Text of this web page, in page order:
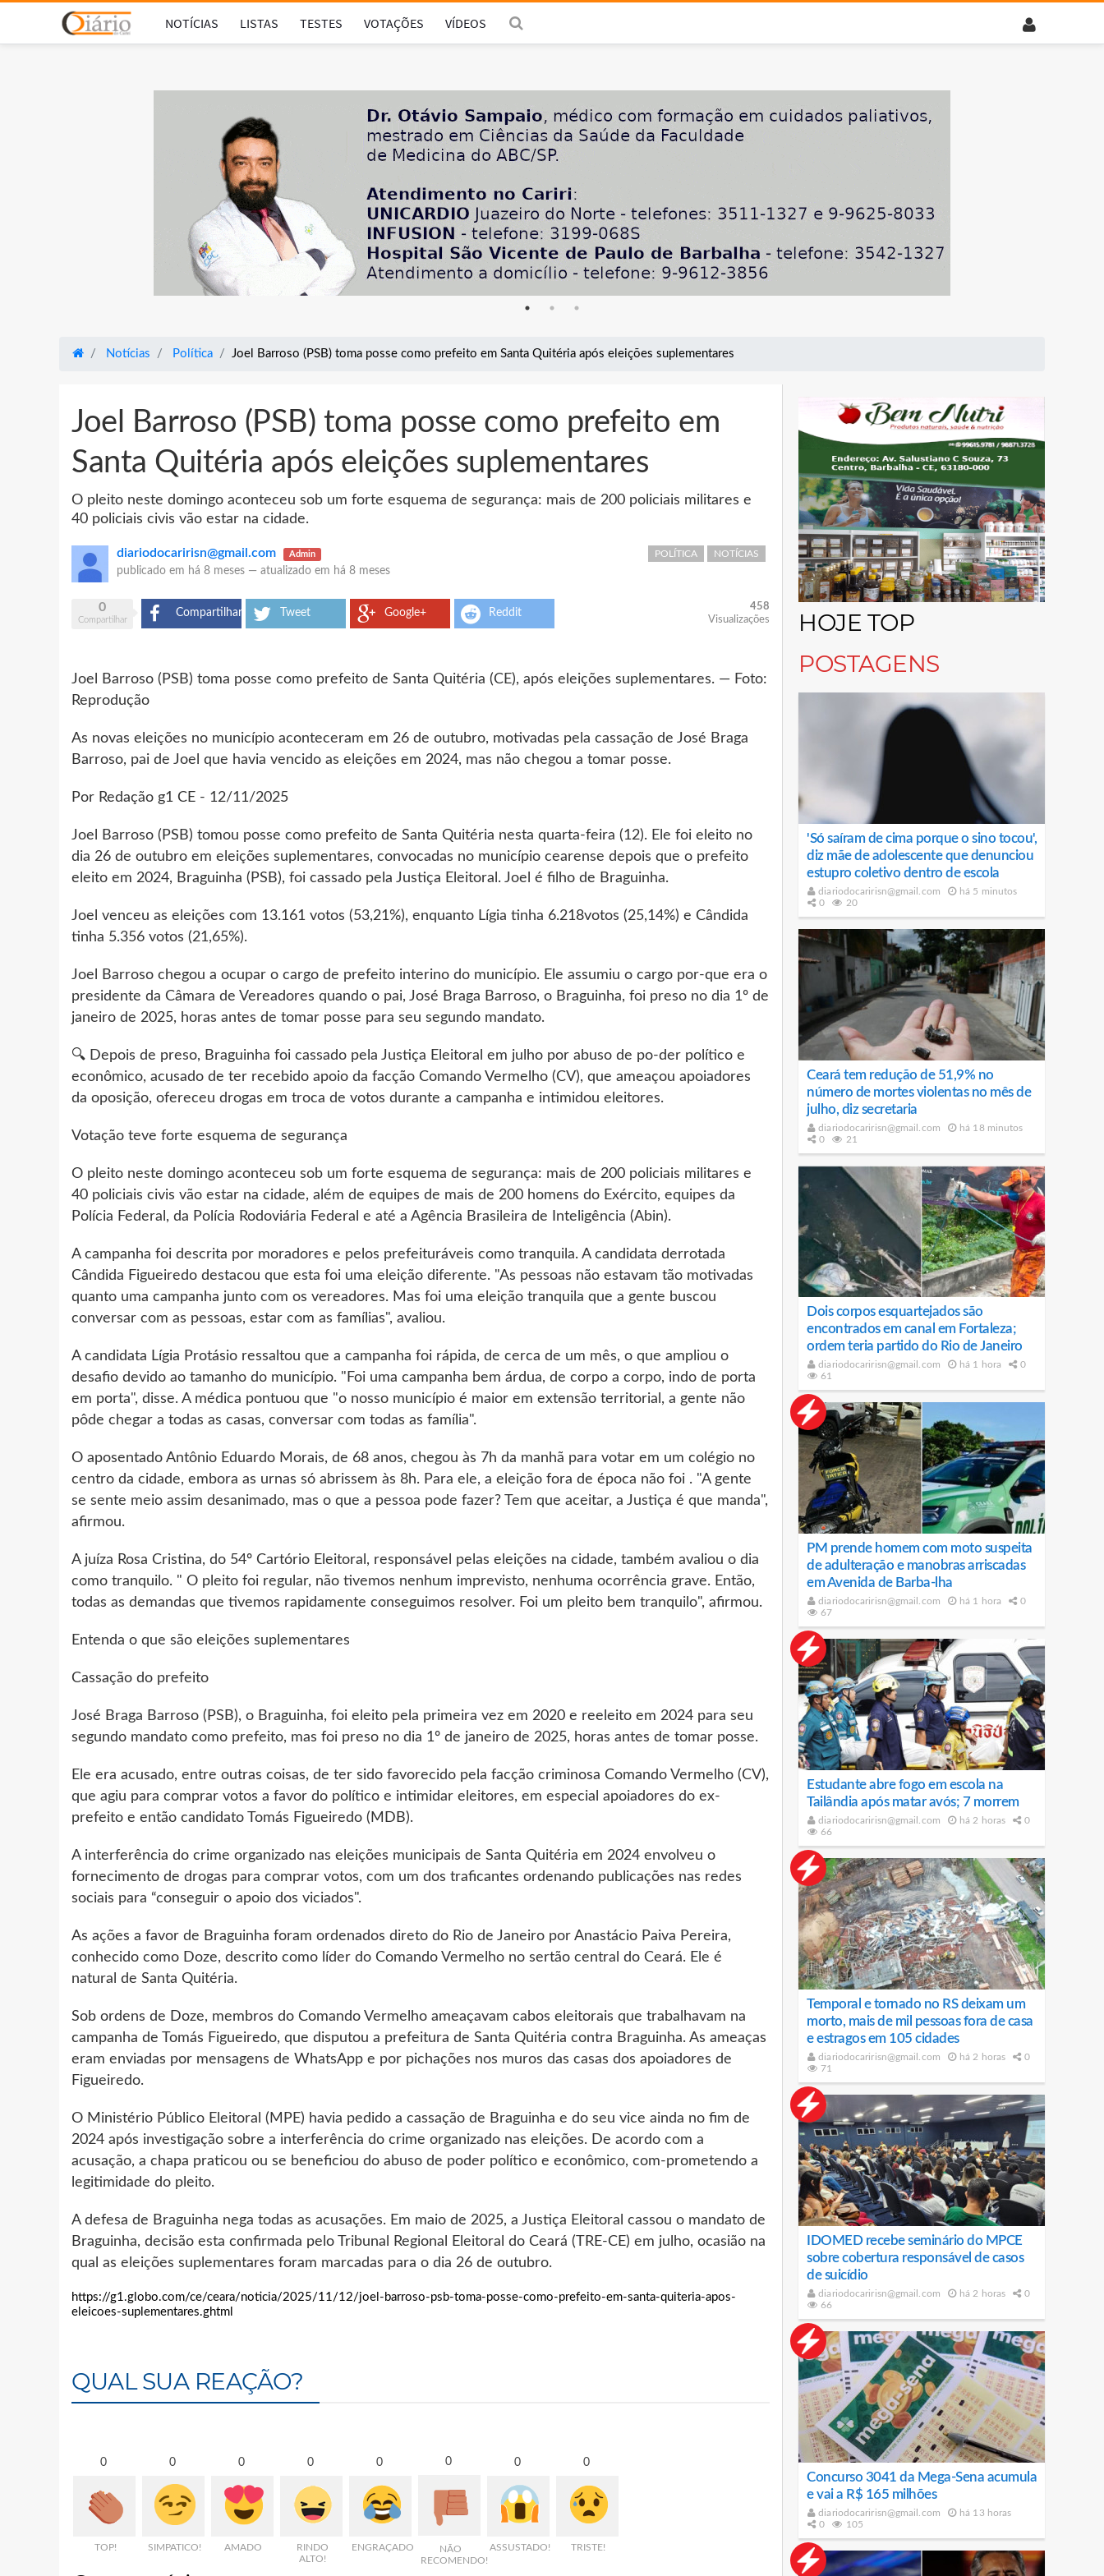
NOTÍCIAS LISTAS TESTES VOTAÇÕES VÍDEOS
Notícias Política Joel Barroso (PSB) toma posse como prefeito em Santa Quitéria após eleições suplementares
Joel Barroso (PSB) toma posse como prefeito em
Santa Quitéria após eleições suplementares
O pleito neste domingo aconteceu sob um forte esquema de segurança: mais de 200 policiais militares e
40 policiais civis vão estar na cidade.
diariodocaririsn@gmail.com Admin
publicado em há 8 meses — atualizado em há 8 meses
POLÍTICA NOTÍCIAS
0
Compartilhar
Compartilhar Tweet Google+ Reddit
458
Visualizações
Joel Barroso (PSB) toma posse como prefeito de Santa Quitéria (CE), após eleições suplementares. — Foto:
Reprodução
As novas eleições no município aconteceram em 26 de outubro, motivadas pela cassação de José Braga
Barroso, pai de Joel que havia vencido as eleições em 2024, mas não chegou a tomar posse.
Por Redação g1 CE - 12/11/2025
Joel Barroso (PSB) tomou posse como prefeito de Santa Quitéria nesta quarta-feira (12). Ele foi eleito no
dia 26 de outubro em eleições suplementares, convocadas no município cearense depois que o prefeito
eleito em 2024, Braguinha (PSB), foi cassado pela Justiça Eleitoral. Joel é filho de Braguinha.
Joel venceu as eleições com 13.161 votos (53,21%), enquanto Lígia tinha 6.218votos (25,14%) e Cândida
tinha 5.356 votos (21,65%).
Joel Barroso chegou a ocupar o cargo de prefeito interino do município. Ele assumiu o cargo por-que era o
presidente da Câmara de Vereadores quando o pai, José Braga Barroso, o Braguinha, foi preso no dia 1º de
janeiro de 2025, horas antes de tomar posse para seu segundo mandato.
🔍 Depois de preso, Braguinha foi cassado pela Justiça Eleitoral em julho por abuso de po-der político e
econômico, acusado de ter recebido apoio da facção Comando Vermelho (CV), que ameaçou apoiadores
da oposição, ofereceu drogas em troca de votos durante a campanha e intimidou eleitores.
Votação teve forte esquema de segurança
O pleito neste domingo aconteceu sob um forte esquema de segurança: mais de 200 policiais militares e
40 policiais civis vão estar na cidade, além de equipes de mais de 200 homens do Exército, equipes da
Polícia Federal, da Polícia Rodoviária Federal e até a Agência Brasileira de Inteligência (Abin).
A campanha foi descrita por moradores e pelos prefeituráveis como tranquila. A candidata derrotada
Cândida Figueiredo destacou que esta foi uma eleição diferente. "As pessoas não estavam tão motivadas
quanto uma campanha junto com os vereadores. Mas foi uma eleição tranquila que a gente buscou
conversar com as pessoas, estar com as famílias", avaliou.
A candidata Lígia Protásio ressaltou que a campanha foi rápida, de cerca de um mês, o que ampliou o
desafio devido ao tamanho do município. "Foi uma campanha bem árdua, de corpo a corpo, indo de porta
em porta", disse. A médica pontuou que "o nosso município é maior em extensão territorial, a gente não
pôde chegar a todas as casas, conversar com todas as família".
O aposentado Antônio Eduardo Morais, de 68 anos, chegou às 7h da manhã para votar em um colégio no
centro da cidade, embora as urnas só abrissem às 8h. Para ele, a eleição fora de época não foi . "A gente
se sente meio assim desanimado, mas o que a pessoa pode fazer? Tem que aceitar, a Justiça é que manda",
afirmou.
A juíza Rosa Cristina, do 54º Cartório Eleitoral, responsável pelas eleições na cidade, também avaliou o dia
como tranquilo. " O pleito foi regular, não tivemos nenhum imprevisto, nenhuma ocorrência grave. Então,
todas as demandas que tivemos rapidamente conseguimos resolver. Foi um pleito bem tranquilo", afirmou.
Entenda o que são eleições suplementares
Cassação do prefeito
José Braga Barroso (PSB), o Braguinha, foi eleito pela primeira vez em 2020 e reeleito em 2024 para seu
segundo mandato como prefeito, mas foi preso no dia 1º de janeiro de 2025, horas antes de tomar posse.
Ele era acusado, entre outras coisas, de ter sido favorecido pela facção criminosa Comando Vermelho (CV),
que agiu para comprar votos a favor do político e intimidar eleitores, em especial apoiadores do ex-
prefeito e então candidato Tomás Figueiredo (MDB).
A interferência do crime organizado nas eleições municipais de Santa Quitéria em 2024 envolveu o
fornecimento de drogas para comprar votos, com um dos traficantes ordenando publicações nas redes
sociais para “conseguir o apoio dos viciados".
As ações a favor de Braguinha foram ordenados direto do Rio de Janeiro por Anastácio Paiva Pereira,
conhecido como Doze, descrito como líder do Comando Vermelho no sertão central do Ceará. Ele é
natural de Santa Quitéria.
Sob ordens de Doze, membros do Comando Vermelho ameaçavam cabos eleitorais que trabalhavam na
campanha de Tomás Figueiredo, que disputou a prefeitura de Santa Quitéria contra Braguinha. As ameaças
eram enviadas por mensagens de WhatsApp e por pichações nos muros das casas dos apoiadores de
Figueiredo.
O Ministério Público Eleitoral (MPE) havia pedido a cassação de Braguinha e do seu vice ainda no fim de
2024 após investigação sobre a interferência do crime organizado nas eleições. De acordo com a
acusação, a chapa praticou ou se beneficiou do abuso de poder político e econômico, com-prometendo a
legitimidade do pleito.
A defesa de Braguinha nega todas as acusações. Em maio de 2025, a Justiça Eleitoral cassou o mandato de
Braguinha, decisão esta confirmada pelo Tribunal Regional Eleitoral do Ceará (TRE-CE) em julho, ocasião na
qual as eleições suplementares foram marcadas para o dia 26 de outubro.
https://g1.globo.com/ce/ceara/noticia/2025/11/12/joel-barroso-psb-toma-posse-como-prefeito-em-santa-quiteria-apos-
eleicoes-suplementares.ghtml
QUAL SUA REAÇÃO?
0
TOP!
0
SIMPATICO!
0
AMADO
0
RINDO
ALTO!
0
ENGRAÇADO
0
NÃO
RECOMENDO!
0
ASSUSTADO!
0
TRISTE!
HOJE TOP
POSTAGENS
'Só saíram de cima porque o sino tocou',
diz mãe de adolescente que denunciou
estupro coletivo dentro de escola
diariodocaririsn@gmail.com
há 5 minutos
0
20
Ceará tem redução de 51,9% no
número de mortes violentas no mês de
julho, diz secretaria
diariodocaririsn@gmail.com
há 18 minutos
0
21
Dois corpos esquartejados são
encontrados em canal em Fortaleza;
ordem teria partido do Rio de Janeiro
diariodocaririsn@gmail.com há 1 hora
0
61
PM prende homem com moto suspeita
de adulteração e manobras arriscadas
em Avenida de Barba-lha
diariodocaririsn@gmail.com há 1 hora
0
67
Estudante abre fogo em escola na
Tailândia após matar avós; 7 morrem
diariodocaririsn@gmail.com há 2 horas
0
66
Temporal e tornado no RS deixam um
morto, mais de mil pessoas fora de casa
e estragos em 105 cidades
diariodocaririsn@gmail.com há 2 horas
0
71
IDOMED recebe seminário do MPCE
sobre cobertura responsável de casos
de suicídio
diariodocaririsn@gmail.com há 2 horas
0
66
Concurso 3041 da Mega-Sena acumula
e vai a R$ 165 milhões
diariodocaririsn@gmail.com
há 13 horas
0
105